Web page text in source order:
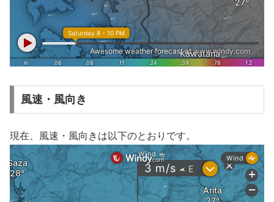
風速・風向き
現在、風速・風向きは以下のとおりです。